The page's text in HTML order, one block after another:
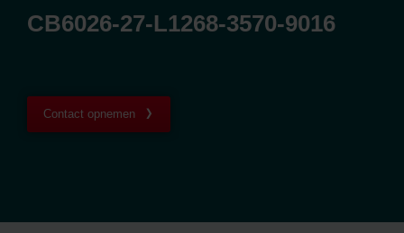
CB6026-27-L1268-3570-9016
Contact opnemen